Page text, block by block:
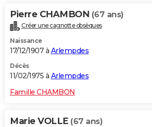
Pierre CHAMBON (67 ans)
Créer une cagnotte obsèques
Naissance
17/12/1907 à Arlempdes
Décès
11/02/1975 à Arlempdes
Famille CHAMBON
Marie VOLLE (67 ans)